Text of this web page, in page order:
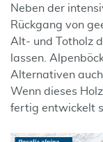
Neben der
Rückgang von
Alt- und Totholz
lassen.
Alternativen
Wenn dieses
fertig entwickelt